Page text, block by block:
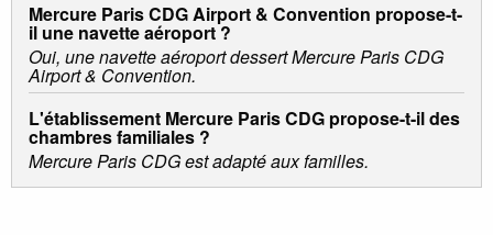
Mercure Paris CDG Airport & Convention propose-t-
il une navette aéroport ?
Oui, une navette aéroport dessert Mercure Paris CDG
Airport & Convention.
L'établissement Mercure Paris CDG propose-t-il des
chambres familiales ?
Mercure Paris CDG est adapté aux familles.